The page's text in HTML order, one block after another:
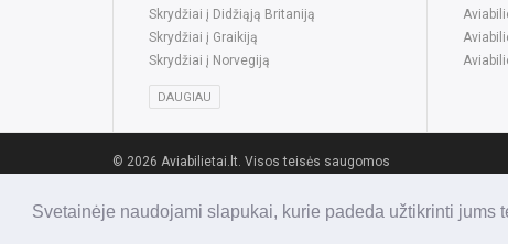
Svetainėje naudojami slapukai, kurie padeda užtikrinti
Skrydžiai į Didžiąją Britaniją
Skrydžiai į Graikiją
Skrydžiai į Norvegiją
DAUGIAU
© 2026 Aviabilietai.lt. Visos teisės saugomos